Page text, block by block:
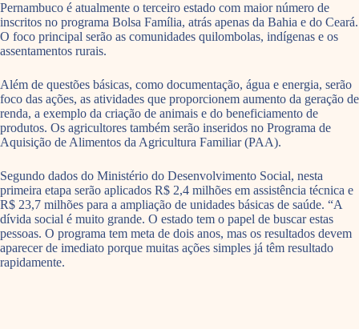
Pernambuco é atualmente o terceiro estado com maior número de
inscritos no programa Bolsa Família, atrás apenas da Bahia e do Ceará.
O foco principal serão as comunidades quilombolas, indígenas e os
assentamentos rurais.
Além de questões básicas, como documentação, água e energia, serão
foco das ações, as atividades que proporcionem aumento da geração de
renda, a exemplo da criação de animais e do beneficiamento de
produtos. Os agricultores também serão inseridos no Programa de
Aquisição de Alimentos da Agricultura Familiar (PAA).
Segundo dados do Ministério do Desenvolvimento Social, nesta
primeira etapa serão aplicados R$ 2,4 milhões em assistência técnica e
R$ 23,7 milhões para a ampliação de unidades básicas de saúde. “A
dívida social é muito grande. O estado tem o papel de buscar estas
pessoas. O programa tem meta de dois anos, mas os resultados devem
aparecer de imediato porque muitas ações simples já têm resultado
rapidamente.